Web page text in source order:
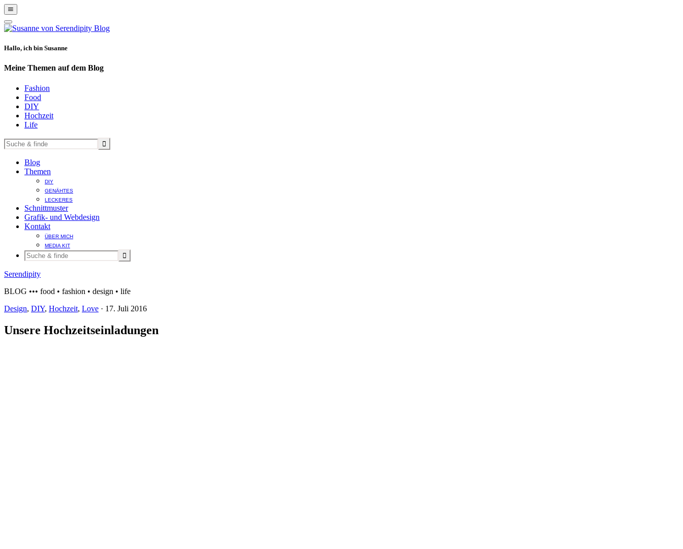
Show
Offscreen
Content
Hide
Offscreen
Hallo, ich bin Susanne
Meine Themen auf dem Blog
Fashion
Food
DIY
Hochzeit
Life
Blog
Themen
DIY
GENÄHTES
LECKERES
Schnittmuster
Grafik- und Webdesign
Kontakt
ÜBER MICH
MEDIA KIT
Serendipity
BLOG ••• food • fashion • design • life
Design, DIY, Hochzeit, Love · 17. Juli 2016
Unsere Hochzeitseinladungen